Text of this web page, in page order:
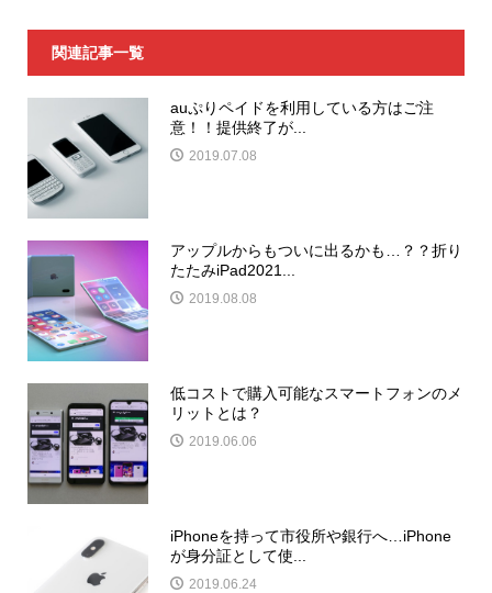
関連記事一覧
auぷりペイドを利用している方はご注
意！！提供終了が...
2019.07.08
アップルからもついに出るかも…？？折り
たたみiPad2021...
2019.08.08
低コストで購入可能なスマートフォンのメ
リットとは？
2019.06.06
iPhoneを持って市役所や銀行へ…iPhone
が身分証として使...
2019.06.24